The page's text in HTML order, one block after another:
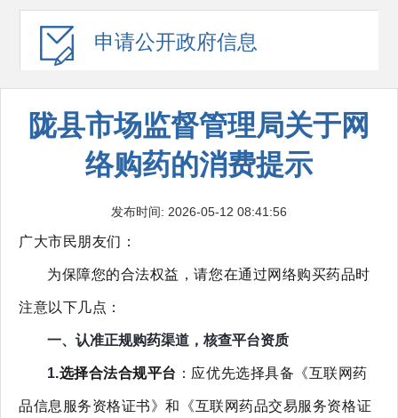
申请公开政府信息
陇县市场监督管理局关于网
络购药的消费提示
发布时间: 2026-05-12 08:41:56
广大市民朋友们：
为保障您的合法权益，请您在通过网络购买药品时
注意以下几点：
一、 认准正规购药渠道，核查平台资质
1.选择合法合规平台 ：应优先选择具备《互联网药
品信息服务资格证书》和《互联网药品交易服务资格证